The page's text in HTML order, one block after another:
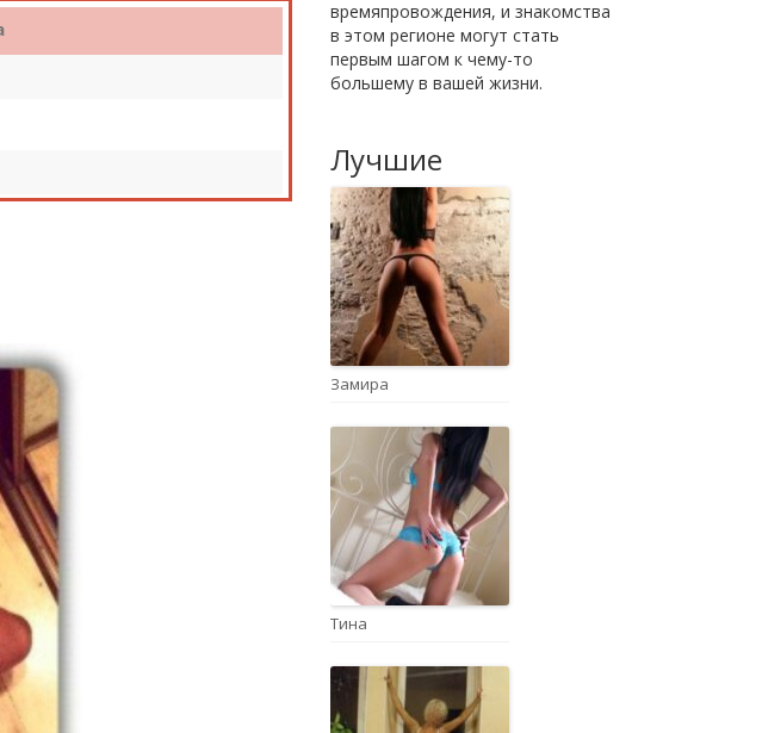
времяпровождения, и знакомства
в этом регионе могут стать
первым шагом к чему-то
большему в вашей жизни.
Лучшие
Замира
Тина